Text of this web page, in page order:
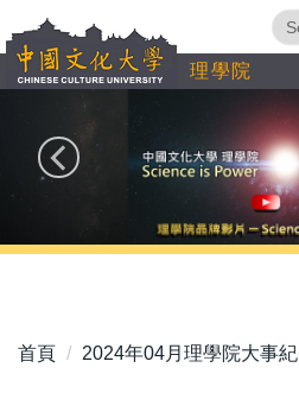
到
主
理學院
首頁 2024年04月理學院大事紀